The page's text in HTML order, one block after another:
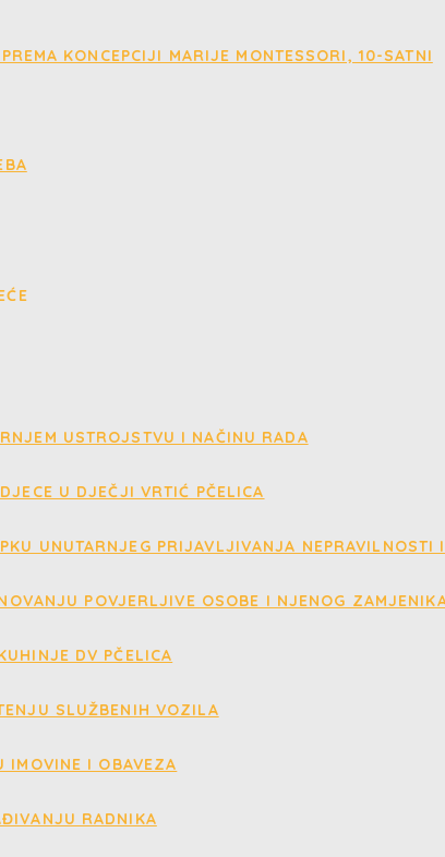
KONCEPCIJI MARIJE MONTESSORI, 10-SATNI
USTROJSTVU I NAČINU RADA
U DJEČJI VRTIĆ PČELICA
UNUTARNJEG PRIJAVLJIVANJA
POVJERLJIVE OSOBE I NJENOG
DV PČELICA
SLUŽBENIH VOZILA
IMOVINE I OBAVEZA
RADNIKA